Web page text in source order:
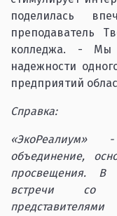
поделилась
преподаватель
колледжа. - Мы
надежности
предприятий
Справка:
«ЭкоРеалиум»
объединение,
просвещения. В
встречи со